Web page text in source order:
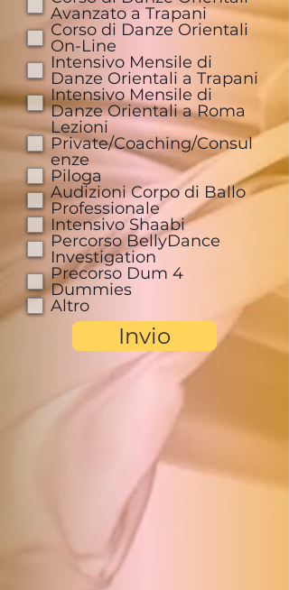
o
Avanzato a Trapani
Corso di Danze Orientali
On-Line
Intensivo Mensile di
Danze Orientali a Trapani
Intensivo Mensile di
Danze Orientali a Roma
Lezioni
Private/Coaching/Consul
enze
Piloga
Audizioni Corpo di Ballo
Professionale
Intensivo Shaabi
Percorso BellyDance
Investigation
Precorso Dum 4
Dummies
Altro
Invio